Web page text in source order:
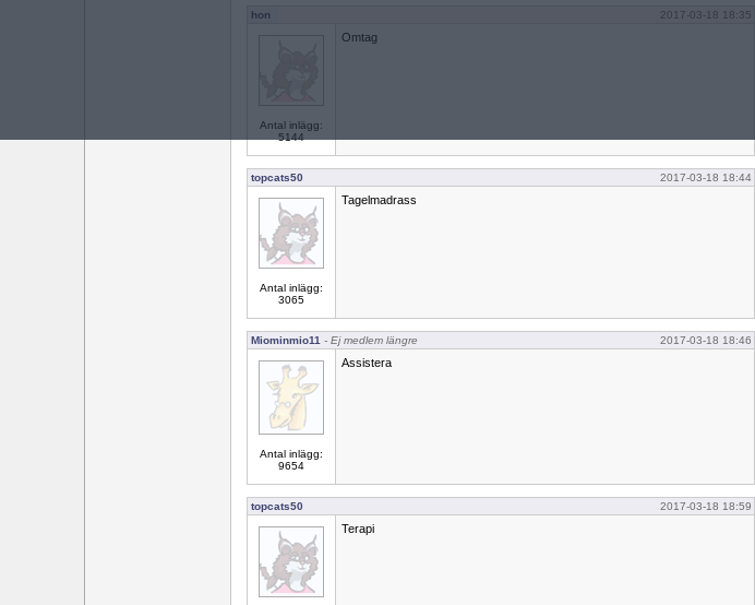
hon 2017-03-18 18:35
Antal inlägg:
5144
Omtag
topcats50 2017-03-18 18:44
Antal inlägg:
3065
Tagelmadrass
Miominmio11 - Ej medlem längre 2017-03-18 18:46
Antal inlägg:
9654
Assistera
topcats50 2017-03-18 18:59
Terapi